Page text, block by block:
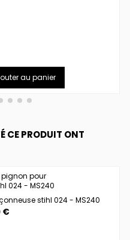
au panier
CE PRODUIT ONT
stihl 024 - MS240
€